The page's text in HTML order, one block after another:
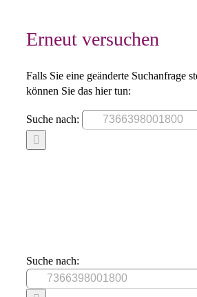
Erneut versuchen
Falls Sie eine geänderte Suchanfrage
können Sie das hier tun:
Suche nach:
Suche nach: